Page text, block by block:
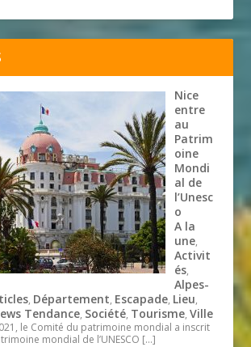
Nice
entre
au
Patrim
oine
Mondi
al de
l’Unesc
o
A la
une,
Activit
és,
Alpes-
, Département, Escapade, Lieu,
Tendance, Société, Tourisme,Ville
le Comité du patrimoine mondial a inscrit
mondial de l’UNESCO […]